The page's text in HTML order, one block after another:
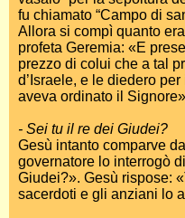
fu chiamato “Campo di
Allora si compì quanto
profeta Geremia: «E
prezzo di colui che a tal
d’Israele, e le diedero
aveva ordinato il
- Sei tu il re dei Giudei?
Gesù intanto comparve
governatore lo interrogò
Giudei?». Gesù rispose:
sacerdoti e gli anziani lo